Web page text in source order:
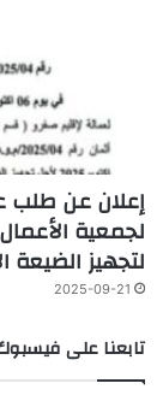
لجمعية
لتجهيز الضيعة
2025-09-21
تابعنا على